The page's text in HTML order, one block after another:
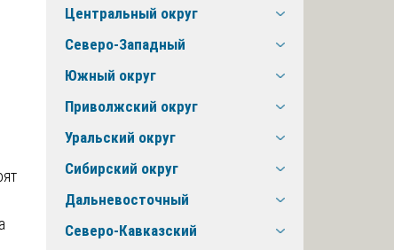
Центральный округ
Северо-Западный
Южный округ
Приволжский округ
Уральский округ
Сибирский округ
Дальневосточный
Северо-Кавказский